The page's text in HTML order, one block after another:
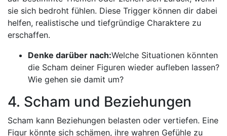
sie sich bedroht fühlen. Diese Trigger können dir dabei
helfen, realistische und tiefgründige Charaktere zu
erschaffen.
Denke darüber nach:Welche Situationen könnten
die Scham deiner Figuren wieder aufleben lassen?
Wie gehen sie damit um?
4. Scham und Beziehungen
Scham kann Beziehungen belasten oder vertiefen. Eine
Figur könnte sich schämen, ihre wahren Gefühle zu